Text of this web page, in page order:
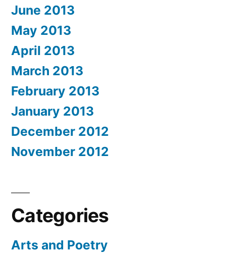
June 2013
May 2013
April 2013
March 2013
February 2013
January 2013
December 2012
November 2012
Categories
Arts and Poetry